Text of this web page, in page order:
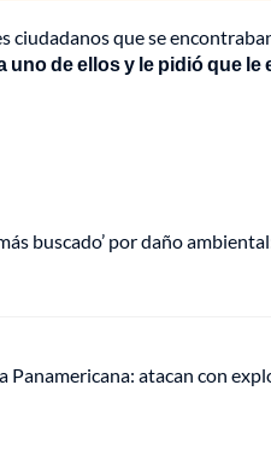
ciudadanos que se
de ellos y le pidió que le
buscado’ por daño
Panamericana: atacan con